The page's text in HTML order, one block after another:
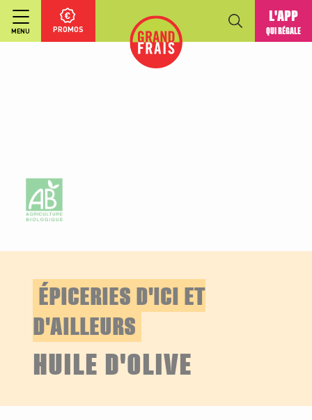
MENU PROMOS
L'APP
QUI RÉGALE
ÉPICERIES D'ICI ET
D'AILLEURS
HUILE D'OLIVE